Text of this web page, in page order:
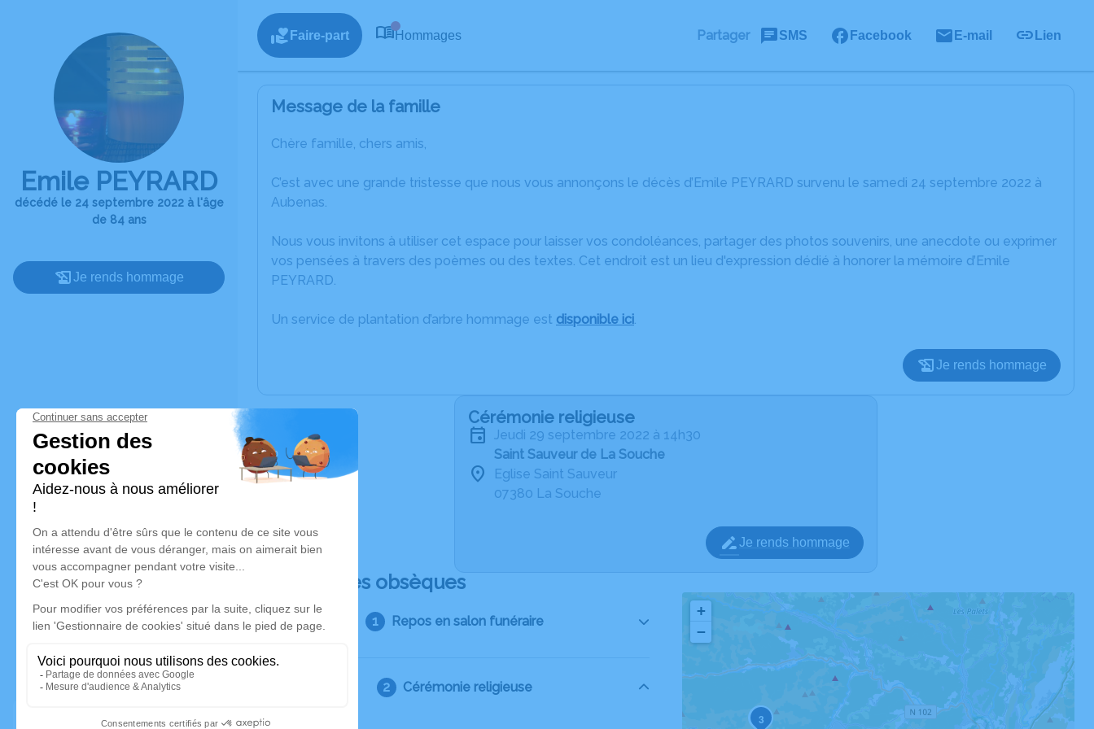
Emile PEYRARD
décédé le 24 septembre 2022 à l'âge
de 84 ans
Je rends hommage
Faire-part Hommages Partager SMS Facebook E-mail Lien
Message de la famille
Chère famille, chers amis,
C’est avec une grande tristesse que nous vous annonçons le décès d’Emile PEYRARD survenu le samedi 24 septembre 2022 à
Aubenas.
Nous vous invitons à utiliser cet espace pour laisser vos condoléances, partager des photos souvenirs, une anecdote ou exprimer
vos pensées à travers des poèmes ou des textes. Cet endroit est un lieu d'expression dédié à honorer la mémoire d’Emile
PEYRARD.
Un service de plantation d’arbre hommage est disponible ici.
Je rends hommage
Cérémonie religieuse
jeudi 29 septembre 2022 à 14h30
Saint Sauveur de La Souche
Eglise Saint Sauveur
07380 La Souche
Je rends hommage
Déroulé des obsèques
Repos en salon funéraire
Cérémonie religieuse
2
3
+
−